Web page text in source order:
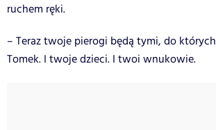
ruchem ręki.
– Teraz twoje pierogi będą tymi, do
Tomek. I twoje dzieci. I twoi wnukowie.